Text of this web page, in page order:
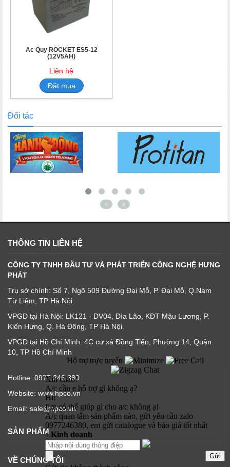
Ắc Quy ROCKET ES5-12
(12V5AH)
Liên hệ
Đặt mua
Đối tác
THÔNG TIN LIÊN HỆ
CÔNG TY TNHH ĐẦU TƯ VÀ PHÁT TRIỂN CÔNG NGHỆ HƯNG
PHÁT
Trụ sở chính: Số 7, Ngõ 509 Đường Đại Mỗ, P. Đại Mỗ, Q.Nam
Từ Liêm, TP Hà Nội.
VPGD tại Hà Nội: LK121 - DV04, Đìa Lão, KĐT Mậu Lương, P.
Kiến Hưng, Q. Hà Đông, TP Hà Nội.
VPGD tại Hồ Chí Minh: 4C cư xá Đồng Tiến, Phường 14, Quận
10, TP Hồ Chí Minh
Hotline: 0977.246.380
Website: www.hpco.vn
Email: sale@hpco.vn
SẢN PHẨM
VỀ CHÚNG TÔI